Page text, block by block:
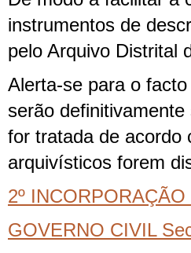
instrumentos de
pelo Arquivo Distrital
Alerta-se para o
serão
for tratada de acordo
arquivísticos forem
2º
GOVERNO CIVIL